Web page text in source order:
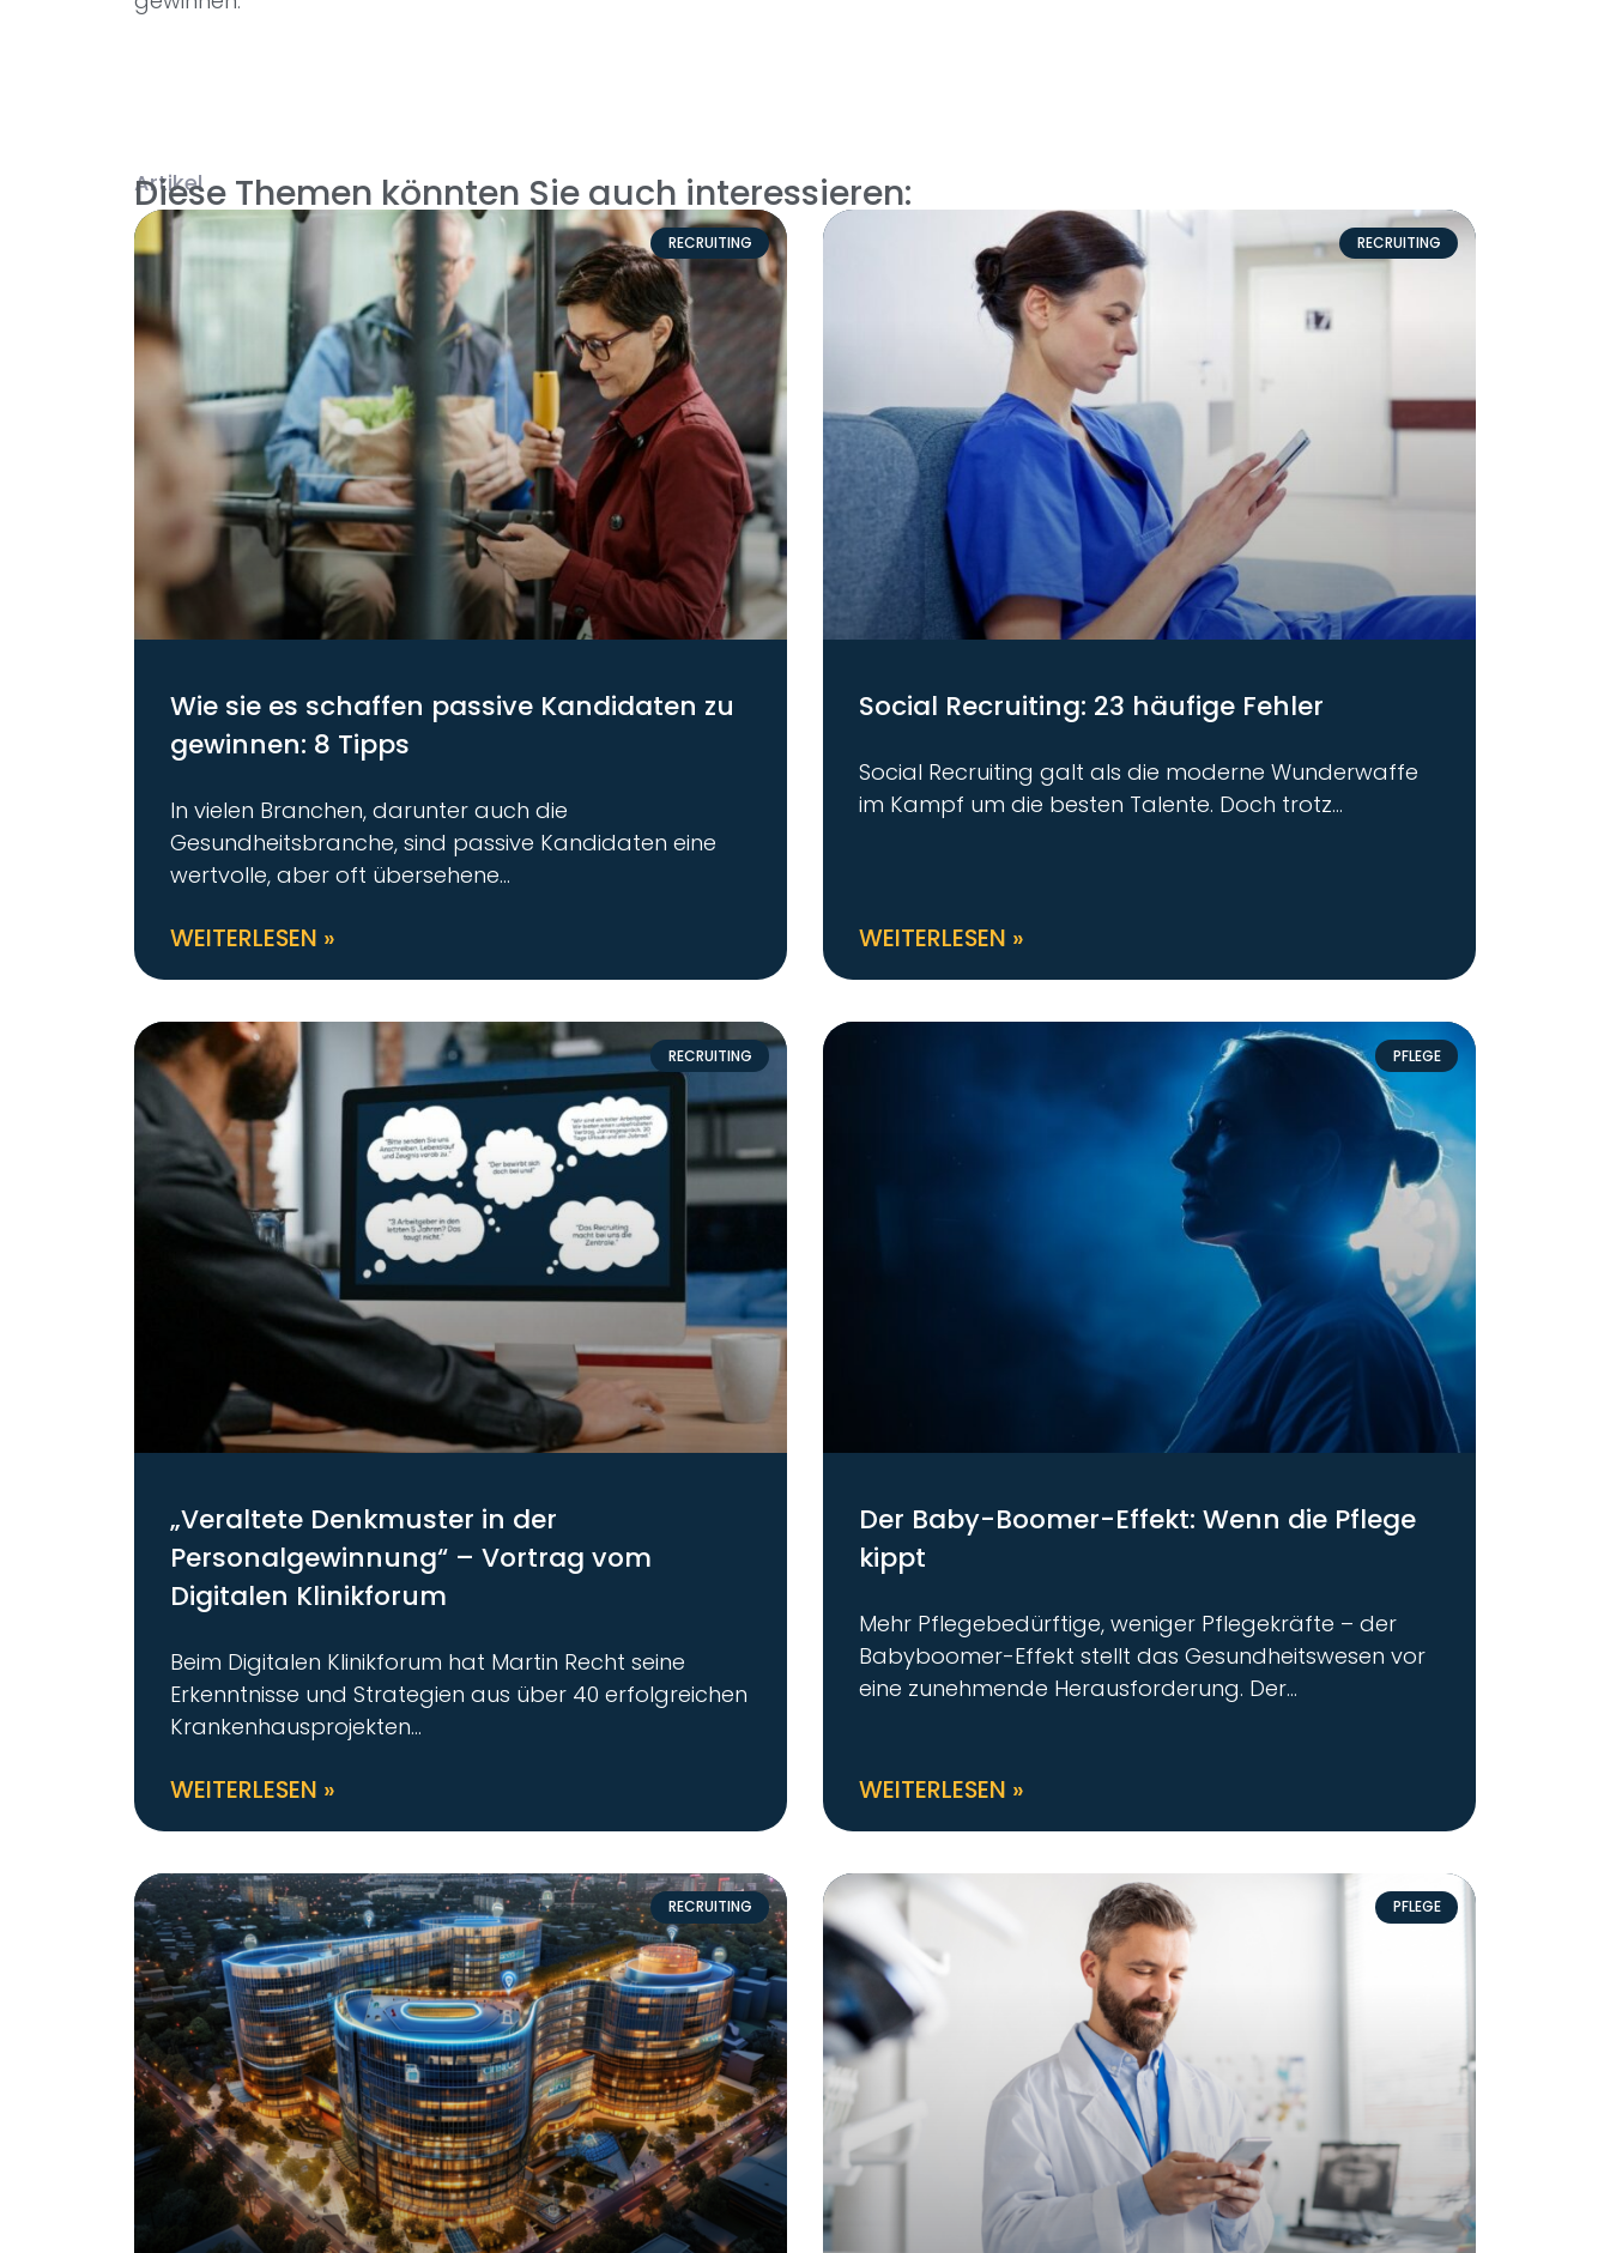
Artikel
Diese Themen könnten Sie auch interessieren:
RECRUITING
Wie sie es schaffen passive Kandidaten zu
gewinnen: 8 Tipps
In vielen Branchen, darunter auch die
Gesundheitsbranche, sind passive Kandidaten eine
wertvolle, aber oft übersehene
WEITERLESEN »
RECRUITING
Social Recruiting: 23 häufige Fehler
Social Recruiting galt als die moderne Wunderwaffe
im Kampf um die besten Talente. Doch trotz
WEITERLESEN »
RECRUITING
„Veraltete Denkmuster in der
Personalgewinnung“ – Vortrag vom
Digitalen Klinikforum
Beim Digitalen Klinikforum hat Martin Recht seine
Erkenntnisse und Strategien aus über 40 erfolgreichen
Krankenhausprojekten
WEITERLESEN »
PFLEGE
Der Baby-Boomer-Effekt: Wenn die Pflege
kippt
Mehr Pflegebedürftige, weniger Pflegekräfte – der
Babyboomer-Effekt stellt das Gesundheitswesen vor
eine zunehmende Herausforderung. Der
WEITERLESEN »
RECRUITING PFLEGE